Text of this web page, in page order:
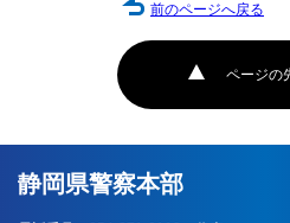
ページの
前のページへ戻る
静岡県警察本部